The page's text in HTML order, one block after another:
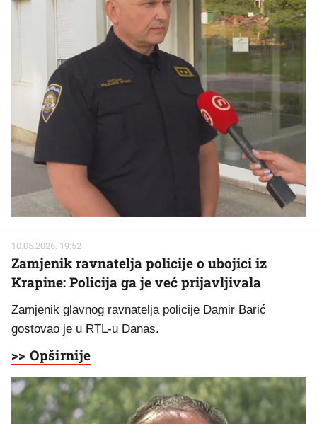
10.05.2026. 19:52
Zamjenik ravnatelja policije o ubojici iz
Krapine: Policija ga je već prijavljivala
Zamjenik glavnog ravnatelja policije Damir Barić
gostovao je u RTL-u Danas.
>> Opširnije